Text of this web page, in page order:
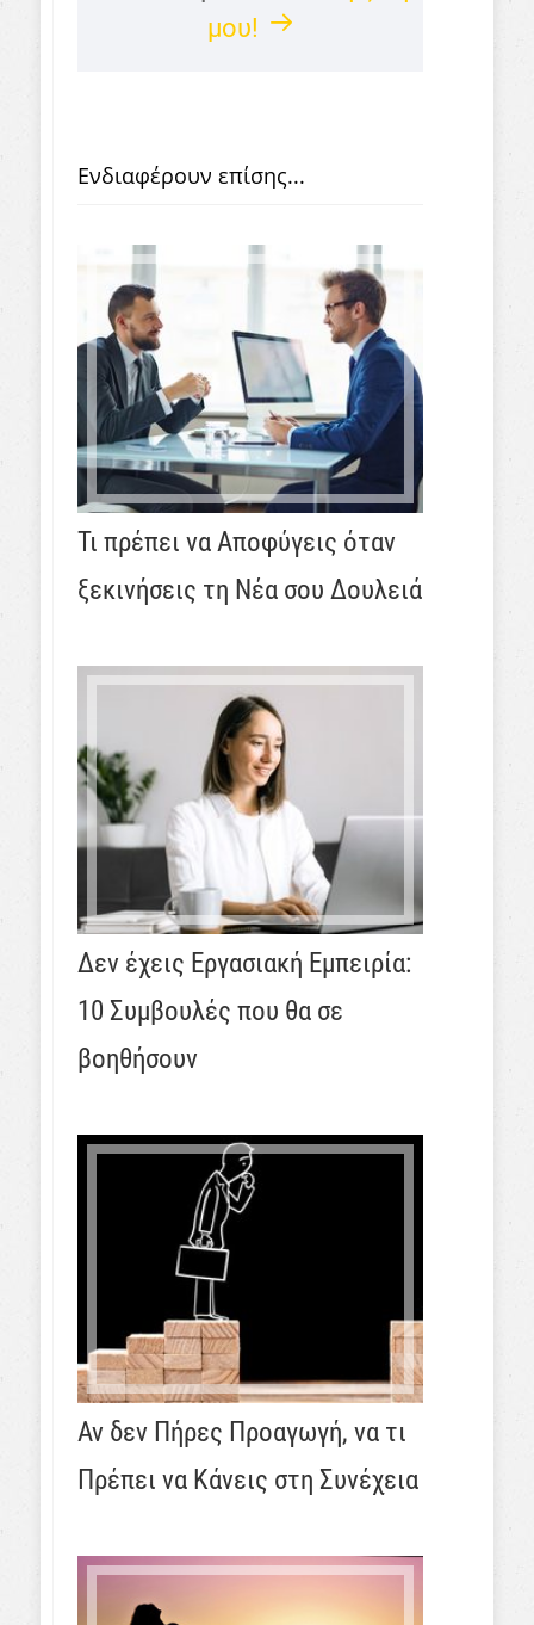
μου!
Ενδιαφέρουν επίσης...
Τι πρέπει να Αποφύγεις όταν
ξεκινήσεις τη Νέα σου Δουλειά
Δεν έχεις Εργασιακή Εμπειρία:
10 Συμβουλές που θα σε
βοηθήσουν
Αν δεν Πήρες Προαγωγή, να τι
Πρέπει να Κάνεις στη Συνέχεια